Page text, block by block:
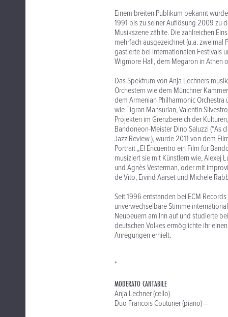
Einem breiten Publikum bekannt
1991 bis zu seiner Auflösung 2009 zu
Musikszene zählte. Die zahlreichen
mehrfach ausgezeichnet (u.a.
gastierte bei internationalen Festivals
Wigmore Hall, dem Megaron in Athen
Das Spektrum von Anja Lechners
Orchestern wie dem Münchner
dem Armenian Philharmonic
wie Tigran Mansurian, Valentin
Projekten im Grenzbereich der
Bandoneon-Meister Dino Saluzzi (“As
Jazz Review ), wurde 2011 von dem
Portrait „El Encuentro ein Film für
musiziert sie mit Künstlern wie, Alexej
und Agnès Vesterman, oder mit
de Vito, Eivind Aarset und Michele
Seit 1996 entstanden bei ECM
unverwechselbare Stimme
Neubeuern am Inn auf und studierte
deutschen Volkes ermöglichte ihr
Anregungen erhielt.
*
MODERATO CANTABILE
Anja Lechner (cello)
Duo Francois Couturier (piano) –